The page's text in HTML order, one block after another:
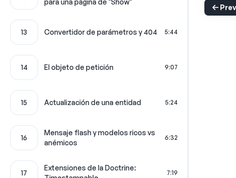
para una página de "Show"
13 Convertidor de parámetros y 404 5:44
14 El objeto de petición 9:07
15 Actualización de una entidad 5:24
16
Mensaje flash y modelos ricos vs
anémicos
6:32
17
Extensiones de la Doctrine:
7:19